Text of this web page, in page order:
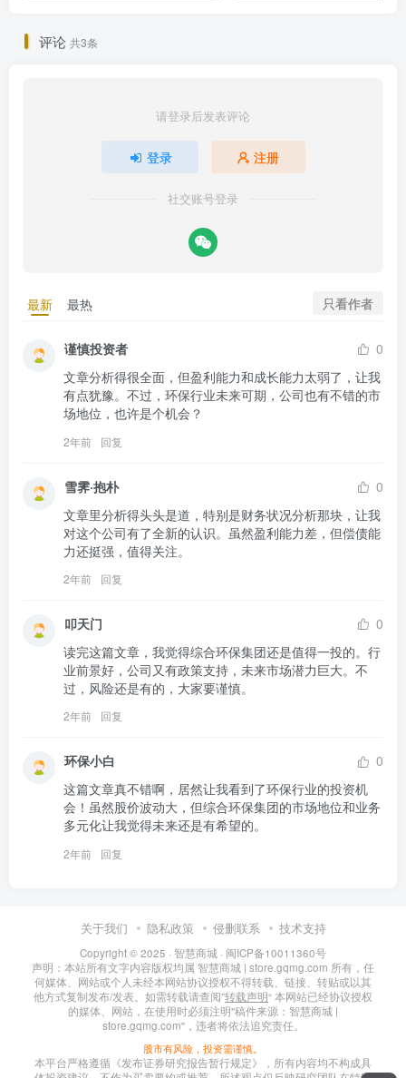
评论 共3条
请登录后发表评论
登录 注册
社交账号登录
最新 最热 只看作者
谨慎投资者
0
文章分析得很全面，但盈利能力和成长能力太弱了，让我
有点犹豫。不过，环保行业未来可期，公司也有不错的市
场地位，也许是个机会？
2年前 回复
雪霁·抱朴
0
文章里分析得头头是道，特别是财务状况分析那块，让我
对这个公司有了全新的认识。虽然盈利能力差，但偿债能
力还挺强，值得关注。
2年前 回复
叩天门
0
读完这篇文章，我觉得综合环保集团还是值得一投的。行
业前景好，公司又有政策支持，未来市场潜力巨大。不
过，风险还是有的，大家要谨慎。
2年前 回复
环保小白
0
这篇文章真不错啊，居然让我看到了环保行业的投资机
会！虽然股价波动大，但综合环保集团的市场地位和业务
多元化让我觉得未来还是有希望的。
2年前 回复
关于我们 隐私政策 侵删联系 技术支持
Copyright © 2025 · 智慧商城 · 闽ICP备10011360号
声明：本站所有文字内容版权均属 智慧商城 | store.gqmg.com 所有，任
何媒体、网站或个人未经本网站协议授权不得转载、链接、转贴或以其
他方式复制发布/发表。如需转载请查阅”转载声明“ 本网站已经协议授权
的媒体、网站，在使用时必须注明"稿件来源：智慧商城 |
store.gqmg.com"，违者将依法追究责任。
股市有风险，投资需谨慎。
本平台严格遵循《发布证券研究报告暂行规定》，所有内容均不构成具